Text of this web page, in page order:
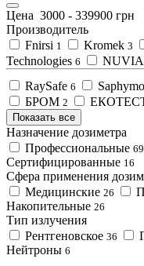
Цена 3000 - 339900 грн
Производитель
Fnirsi 1 Kromek 3
Technologies 6 NUVIA
RaySafe 6
БРОМ 2
Показать все
Назначение дозиметра
Профессиональные 69
Сертифицированные 16
Сфера применения
Медицинские 26
Накопительные 26
Тип излучения
Рентгеновское 36
Нейтроны 6